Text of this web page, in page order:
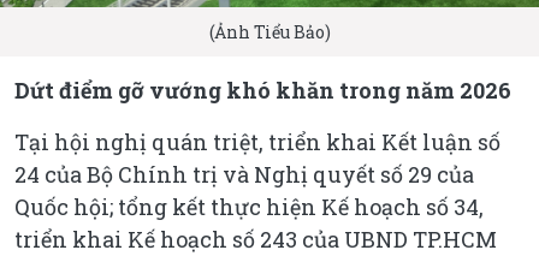
(Ảnh Tiểu Bảo)
Dứt điểm gỡ vướng khó khăn trong năm 2026
Tại hội nghị quán triệt, triển khai Kết luận số
24 của Bộ Chính trị và Nghị quyết số 29 của
Quốc hội; tổng kết thực hiện Kế hoạch số 34,
triển khai Kế hoạch số 243 của UBND TP.HCM